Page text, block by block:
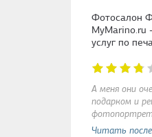
Фотосалон
MyMarino.ru
услуг по
А меня они
подарком и
Читать